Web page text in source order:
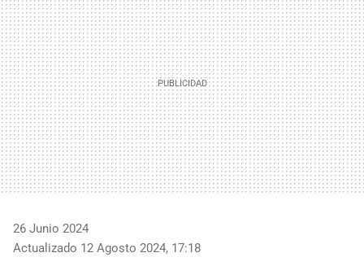
26 Junio 2024
Actualizado 12 Agosto 2024, 17:18